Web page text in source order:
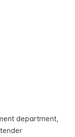
department,